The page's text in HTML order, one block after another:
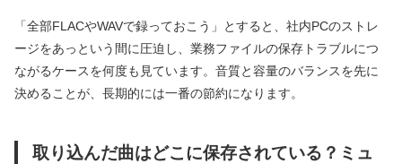
「全部FLACやWAVで録っておこう」とすると、社内PCのストレ
ージをあっという間に圧迫し、業務ファイルの保存トラブルにつ
ながるケースを何度も見ています。音質と容量のバランスを先に
決めることが、長期的には一番の節約になります。
取り込んだ曲はどこに保存されている？ミュ